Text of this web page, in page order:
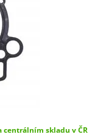
centrálním skladu v ČR